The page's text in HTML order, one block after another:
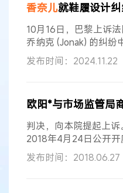
举行的维多利亚的秘密
秀上，模特卡利．克
香奈儿就鞋履设计
10月16日，巴黎上诉
乔纳克 (Jonak) 的纠纷
决，从而结束了一场始
纷发生在当年12月，香
仿香奈儿原创设计的
鞋，这引起了消费者
牌的声誉中不公平地获
发布时间：2024.11.22
判决，向本院提起上
2018年4月24日公开
诉讼代理人王*，市场
军、刘*到庭参加诉讼
发布时间：2018.06.27